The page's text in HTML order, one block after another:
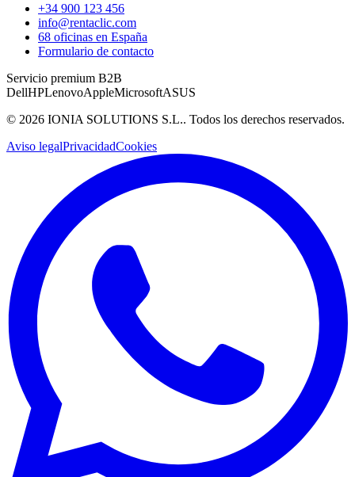
+34 900 123 456
info@rentaclic.com
68 oficinas en España
Formulario de contacto
Servicio premium B2B
DellHPLenovoAppleMicrosoftASUS
© 2026 IONIA SOLUTIONS S.L.. Todos los derechos reservados.
Aviso legalPrivacidadCookies